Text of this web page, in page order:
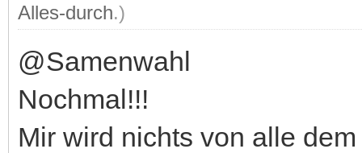
Alles-durch.)
@Samenwahl
Nochmal!!!
Mir wird nichts von alle